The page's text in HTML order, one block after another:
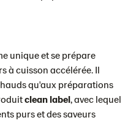
unique et se prépare
à cuisson accélérée. Il
qu'aux préparations
clean label, avec lequel
purs et des saveurs